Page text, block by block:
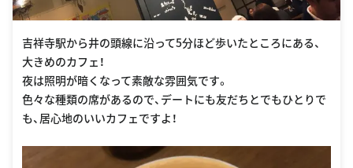
吉祥寺駅から井の頭線に沿って5分ほど歩いたところにある、
大きめのカフェ！
夜は照明が暗くなって素敵な雰囲気です。
色々な種類の席があるので、デートにも友だちとでもひとりで
も、居心地のいいカフェですよ！